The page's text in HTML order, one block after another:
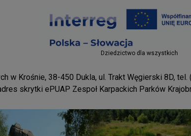
Projekty EU
Dziedzictwo dla wszystkich
w Krośnie, 38-450 Dukla, ul. Trakt Węgierski 8D,
skrytki ePUAP Zespoł Karpackich Parków